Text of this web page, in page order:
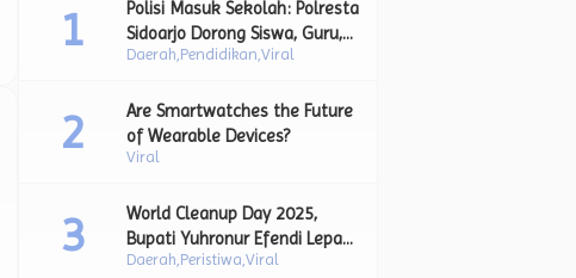
Daerah Pendidikan Viral
Polisi Masuk Sekolah: Polresta
Sidoarjo Dorong Siswa, Guru,
dan Orang Tua Bersatu Lawan
Viral
Are Smartwatches the Future
of Wearable Devices?
Daerah Peristiwa Viral
World Cleanup Day 2025,
Bupati Yuhronur Efendi Lepas
Aksi Bersih Sampah sebagai